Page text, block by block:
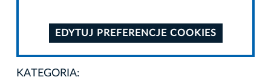
EDYTUJ PREFERENCJE COOKIES
KATEGORIA: